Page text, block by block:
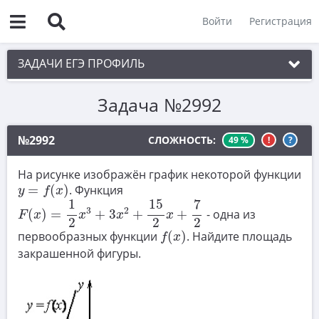
Войти Регистрация
ЗАДАЧИ ЕГЭ ПРОФИЛЬ
1. Планиметрия
2. Векторы
3. Стереометрия
4. Классическое определение вероятности
5. Теория вероятностей
6. Уравнения
7. Нахождение значений выражений
8. Производная
9. Задачи прикладного содержания
Задача №2992
№2992 СЛОЖНОСТЬ: 49 % ! ?
На рисунке изображён график некоторой функции
y = f(x)
y= f(x) . Функция
F(x) =
1
2
x3 + 3x2 +
15
2
x +
7
2
F (x) =12x3+3x2+15 +7
- одна из
первообразных функции f(x)
f(x) . Найдите площадь
закрашенной фигуры.